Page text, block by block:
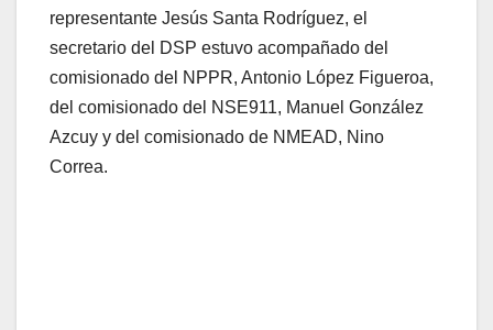
representante Jesús Santa Rodríguez, el
secretario del DSP estuvo acompañado del
comisionado del NPPR, Antonio López Figueroa,
del comisionado del NSE911, Manuel González
Azcuy y del comisionado de NMEAD, Nino
Correa.